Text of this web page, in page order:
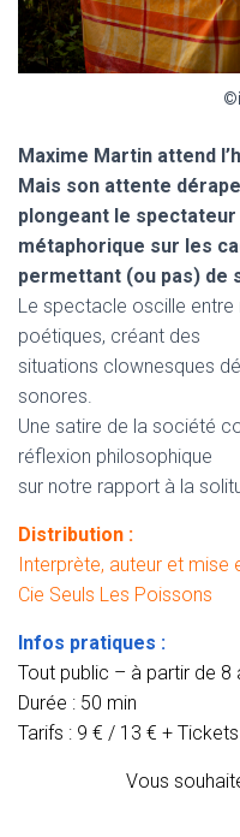
Maxime Martin attend
Mais son attente
plongeant le spectateur
métaphorique sur les
permettant (ou pas) de
Le spectacle oscille
poétiques, créant des
situations clownesques
sonores.
Une satire de la société
réflexion philosophique
sur notre rapport à la
Distribution :
Interprète, auteur et mise
Cie Seuls Les Poissons
Infos pratiques :
Tout public – à partir de 8
Durée : 50 min
Tarifs : 9 € / 13 € +
Vous